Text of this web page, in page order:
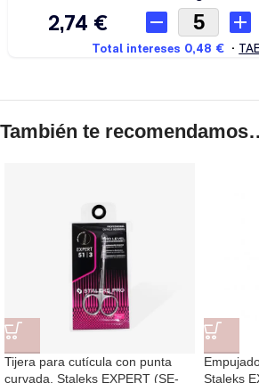
También te
Tijera para cutícula con punta
curvada, Staleks EXPERT (SE-
Staleks